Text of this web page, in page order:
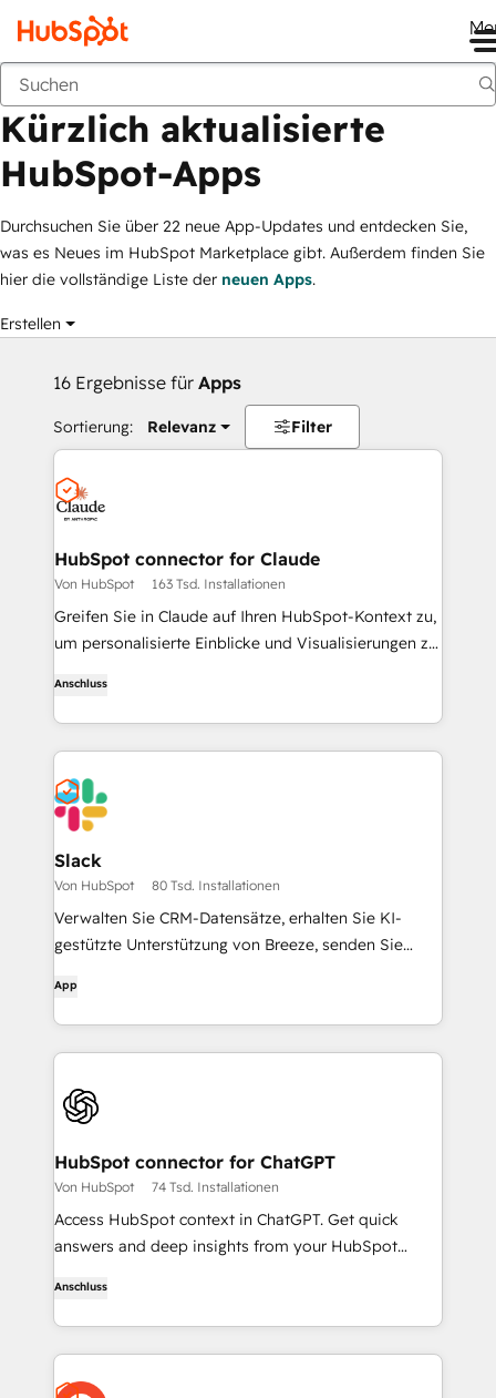
Marketplace
Kürzlich aktualisierte
HubSpot-Apps
Durchsuchen Sie über 22 neue App-Updates und entdecken Sie,
was es Neues im HubSpot Marketplace gibt. Außerdem finden Sie
hier die vollständige Liste der neuen Apps.
Erstellen
16 Ergebnisse für Apps
Sortierung: Relevanz Filter
HubSpot connector for Claude
Von HubSpot 163 Tsd. Installationen
Greifen Sie in Claude auf Ihren HubSpot-Kontext zu,
um personalisierte Einblicke und Visualisierungen zu
Anschluss
Slack
Von HubSpot 80 Tsd. Installationen
Verwalten Sie CRM-Datensätze, erhalten Sie KI-
gestützte Unterstützung von Breeze, senden Sie
Ihrem Team zusammen - ohne Slack zu verlassen.
App
HubSpot connector for ChatGPT
Von HubSpot 74 Tsd. Installationen
Access HubSpot context in ChatGPT. Get quick
answers and deep insights from your HubSpot
Anschluss